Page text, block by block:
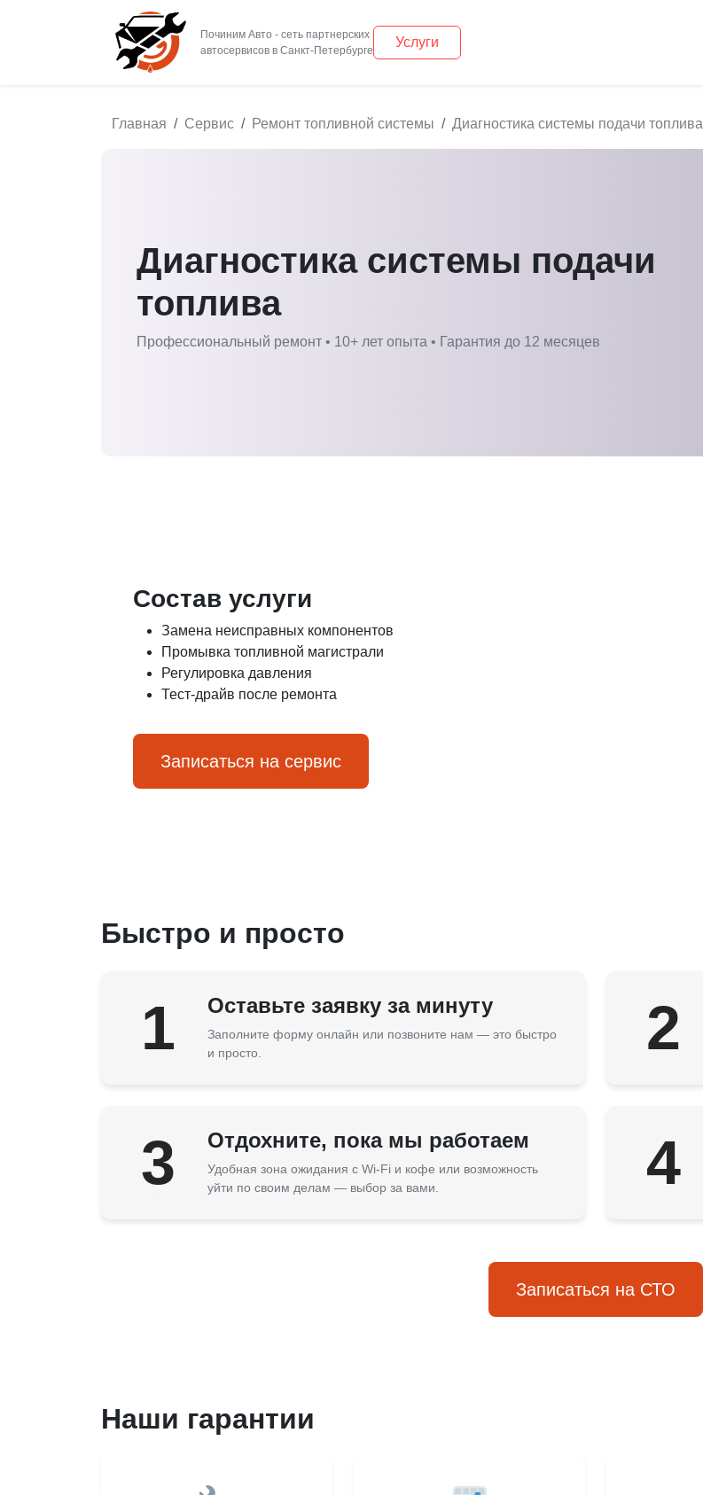
Починим Авто - сеть партнерских
Услуги
Главная Сервис Ремонт топливной системы Диагностика системы подачи топлива
Диагностика системы подачи
топлива
Профессиональный ремонт • 10+ лет опыта • Гарантия до 12 месяцев
Состав услуги
Замена неисправных компонентов
Промывка топливной магистрали
Регулировка давления
Тест-драйв после ремонта
Записаться на сервис
Быстро и просто
1 Оставьте заявку за минуту
Заполните форму онлайн или позвоните нам — это быстро
и просто.
2
3 Отдохните, пока мы работаем
Удобная зона ожидания с Wi-Fi и кофе или возможность
уйти по своим делам — выбор за вами.
4
Записаться на СТО
Наши гарантии